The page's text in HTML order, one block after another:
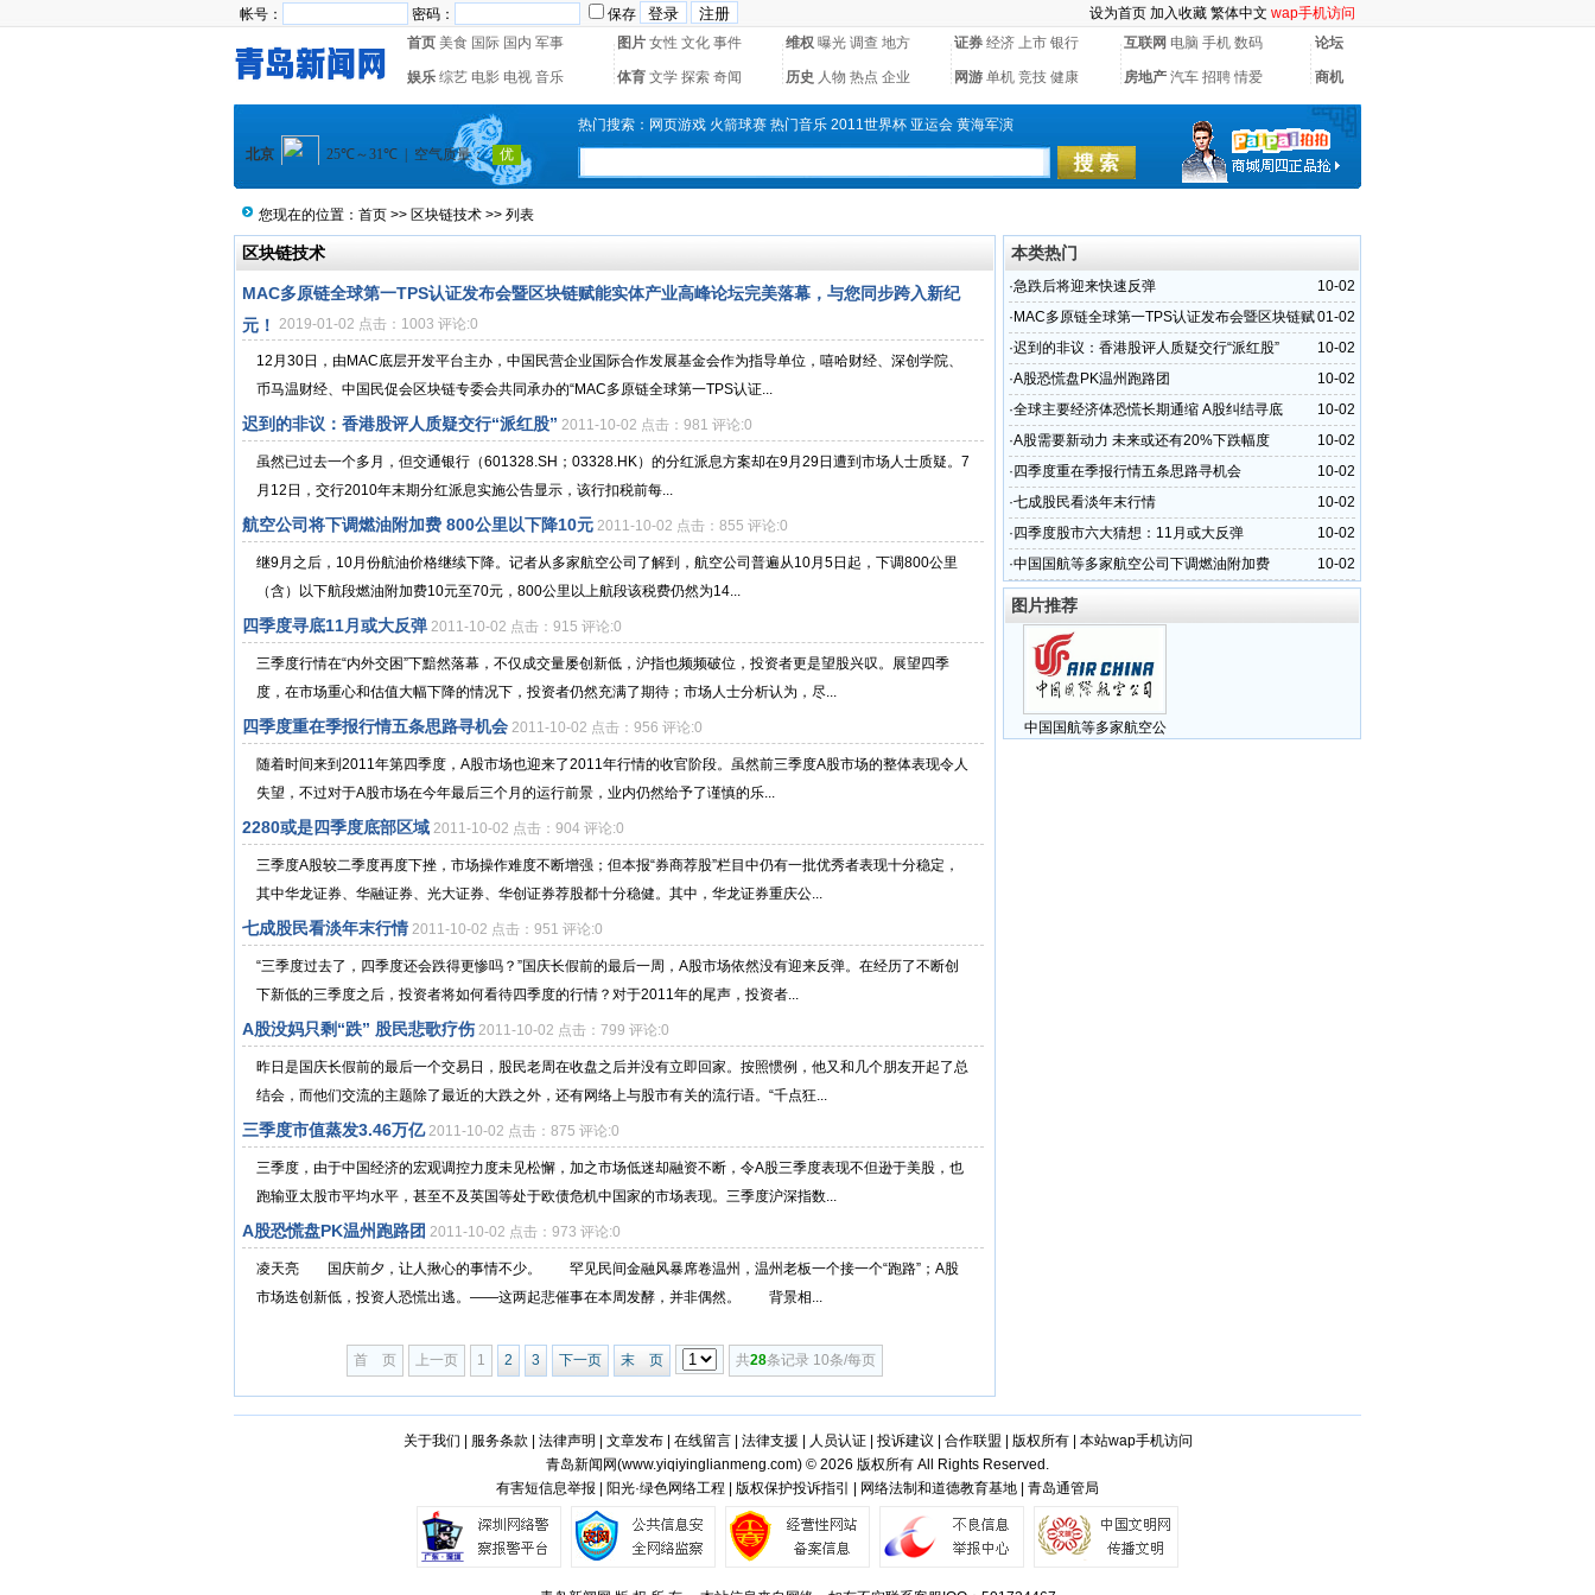
帐号： 密码： 保存 设为首页 加入收藏 繁体中文 wap手机访问
首页 美食 国际 国内 军事 图片 女性 文化 事件 维权 曝光 调查 地方 证券 经济 上市 银行 互联网 电脑 手机 数码 论坛
娱乐 综艺 电影 电视 音乐 体育 文学 探索 奇闻 历史 人物 热点 企业 网游 单机 竞技 健康 房地产 汽车 招聘 情爱 商机
热门搜索： 网页游戏 火箭球赛 热门音乐 2011世界杯 亚运会 黄海军演
您现在的位置： 首页 >> 区块链技术 >> 列表
区块链技术
MAC多原链全球第一TPS认证发布会暨区块链赋能实体产业高峰论坛完美落幕，与您同步跨入新纪
元！ 2019-01-02 点击：1003 评论:0
12月30日，由MAC底层开发平台主办，中国民营企业国际合作发展基金会作为指导单位，嘻哈财经、深创学院、
币马温财经、中国民促会区块链专委会共同承办的“MAC多原链全球第一TPS认证...
迟到的非议：香港股评人质疑交行“派红股” 2011-10-02 点击：981 评论:0
虽然已过去一个多月，但交通银行（601328.SH；03328.HK）的分红派息方案却在9月29日遭到市场人士质疑。7
月12日，交行2010年末期分红派息实施公告显示，该行扣税前每...
航空公司将下调燃油附加费 800公里以下降10元 2011-10-02 点击：855 评论:0
继9月之后，10月份航油价格继续下降。记者从多家航空公司了解到，航空公司普遍从10月5日起，下调800公里
（含）以下航段燃油附加费10元至70元，800公里以上航段该税费仍然为14...
四季度寻底11月或大反弹 2011-10-02 点击：915 评论:0
三季度行情在“内外交困”下黯然落幕，不仅成交量屡创新低，沪指也频频破位，投资者更是望股兴叹。展望四季
度，在市场重心和估值大幅下降的情况下，投资者仍然充满了期待；市场人士分析认为，尽...
四季度重在季报行情五条思路寻机会 2011-10-02 点击：956 评论:0
随着时间来到2011年第四季度，A股市场也迎来了2011年行情的收官阶段。虽然前三季度A股市场的整体表现令人
失望，不过对于A股市场在今年最后三个月的运行前景，业内仍然给予了谨慎的乐...
2280或是四季度底部区域 2011-10-02 点击：904 评论:0
三季度A股较二季度再度下挫，市场操作难度不断增强；但本报“券商荐股”栏目中仍有一批优秀者表现十分稳定，
其中华龙证券、华融证券、光大证券、华创证券荐股都十分稳健。其中，华龙证券重庆公...
七成股民看淡年末行情 2011-10-02 点击：951 评论:0
“三季度过去了，四季度还会跌得更惨吗？”国庆长假前的最后一周，A股市场依然没有迎来反弹。在经历了不断创
下新低的三季度之后，投资者将如何看待四季度的行情？对于2011年的尾声，投资者...
A股没妈只剩“跌” 股民悲歌疗伤 2011-10-02 点击：799 评论:0
昨日是国庆长假前的最后一个交易日，股民老周在收盘之后并没有立即回家。按照惯例，他又和几个朋友开起了总
结会，而他们交流的主题除了最近的大跌之外，还有网络上与股市有关的流行语。“千点狂...
三季度市值蒸发3.46万亿 2011-10-02 点击：875 评论:0
三季度，由于中国经济的宏观调控力度未见松懈，加之市场低迷却融资不断，令A股三季度表现不但逊于美股，也
跑输亚太股市平均水平，甚至不及英国等处于欧债危机中国家的市场表现。三季度沪深指数...
A股恐慌盘PK温州跑路团 2011-10-02 点击：973 评论:0
凌天亮 国庆前夕，让人揪心的事情不少。 罕见民间金融风暴席卷温州，温州老板一个接一个“跑路”；A股
市场迭创新低，投资人恐慌出逃。——这两起悲催事在本周发酵，并非偶然。 背景相...
首 页 上一页 1 2 3 下一页 末 页 共28条记录 10条/每页
本类热门
10-02
·急跌后将迎来快速反弹
01-02
· MAC多原链全球第一TPS认证发布会暨区块链赋
能实体产业高峰论坛完美落幕，与您同步跨入新纪元！
10-02
·迟到的非议：香港股评人质疑交行“派红股”
10-02
·A股恐慌盘PK温州跑路团
10-02
·全球主要经济体恐慌长期通缩 A股纠结寻底
10-02
·A股需要新动力 未来或还有20%下跌幅度
10-02
· 四季度重在季报行情五条思路寻机会
10-02
·七成股民看淡年末行情
10-02
· 四季度股市六大猜想：11月或大反弹
10-02
·中国国航等多家航空公司下调燃油附加费
图片推荐
中国国航等多家航空公
关于我们 服务条款 法律声明 文章发布| 在线留言| 法律支援 人员认证| 投诉建议 合作联盟 版权所有| 本站wap手机访问
青岛新闻网(www.yiqiyinglianmeng.com) © 2026 版权所有 All Rights Reserved.
有害短信息举报 | 阳光·绿色网络工程 | 版权保护投诉指引 | 网络法制和道德教育基地 | 青岛通管局